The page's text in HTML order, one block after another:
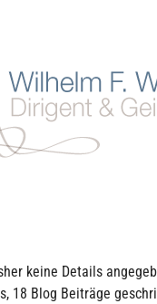
keine Details
18 Blog Beiträge